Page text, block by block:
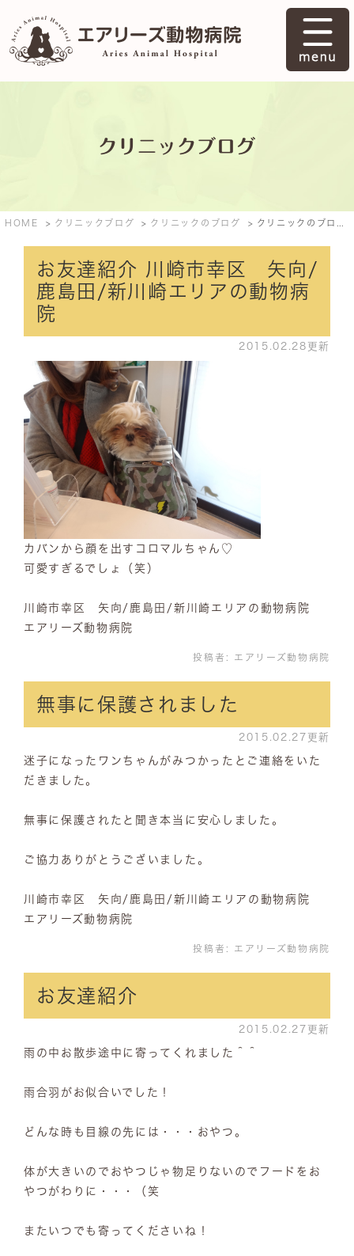
クリニックブログ
HOME クリニックブログ クリニックのブログ
お友達紹介 川崎市幸区 矢向/
鹿島田/新川崎エリアの動物病
院
2015.02.28更新
カバンから顔を出すコロマルちゃん♡
可愛すぎるでしょ（笑）
川崎市幸区 矢向/鹿島田/新川崎エリアの動物病院
エアリーズ動物病院
投稿者: エアリーズ動物病院
無事に保護されました
2015.02.27更新
迷子になったワンちゃんがみつかったとご連絡をいた
だきました。
無事に保護されたと聞き本当に安心しました。
ご協力ありがとうございました。
川崎市幸区 矢向/鹿島田/新川崎エリアの動物病院
エアリーズ動物病院
投稿者: エアリーズ動物病院
お友達紹介
2015.02.27更新
雨の中お散歩途中に寄ってくれました＾＾
雨合羽がお似合いでした！
どんな時も目線の先には・・・おやつ。
体が大きいのでおやつじゃ物足りないのでフードをお
やつがわりに・・・（笑
またいつでも寄ってくださいね！